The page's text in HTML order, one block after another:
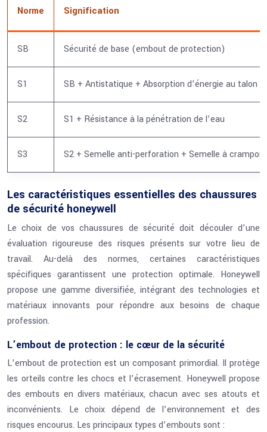
Norme Signification
SB Sécurité de base (embout de protection)
S1 SB + Antistatique + Absorption d’énergie au talon
S2 S1 + Résistance à la pénétration de l’eau
S3 S2 + Semelle anti-perforation + Semelle à
Les caractéristiques essentielles des chaussures
de sécurité honeywell
Le choix de vos chaussures de sécurité doit découler d’une
évaluation rigoureuse des risques présents sur votre lieu de
travail. Au-delà des normes, certaines caractéristiques
spécifiques garantissent une protection optimale. Honeywell
propose une gamme diversifiée, intégrant des technologies et
matériaux innovants pour répondre aux besoins de chaque
profession.
L’embout de protection : le cœur de la sécurité
L’embout de protection est un composant primordial. Il protège
les orteils contre les chocs et l’écrasement. Honeywell propose
des embouts en divers matériaux, chacun avec ses atouts et
inconvénients. Le choix dépend de l’environnement et des
risques encourus. Les principaux types d’embouts sont :